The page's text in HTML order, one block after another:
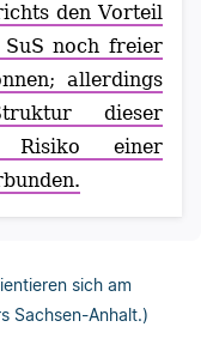
den Vorteil
noch freier
allerdings
dieser
einer
sich am
Sachsen-Anhalt.)